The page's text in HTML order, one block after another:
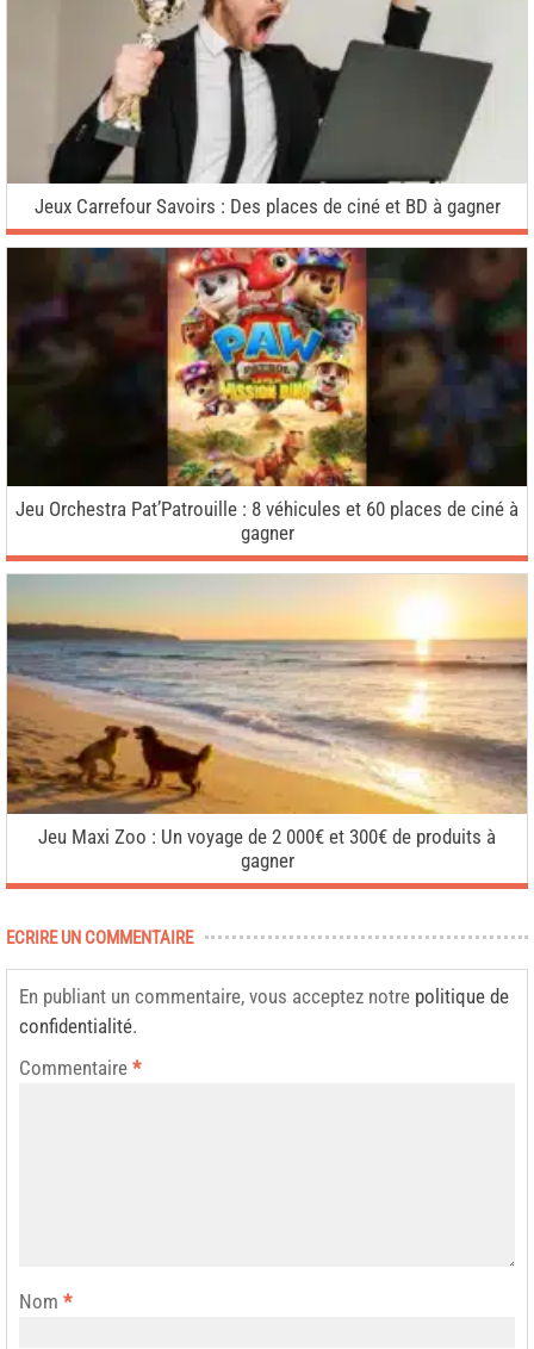
Jeux Carrefour Savoirs : Des places de ciné et BD à gagner
Jeu Orchestra Pat’Patrouille : 8 véhicules et 60 places de ciné à
gagner
Jeu Maxi Zoo : Un voyage de 2 000€ et 300€ de produits à
gagner
ECRIRE UN COMMENTAIRE
En publiant un commentaire, vous acceptez notre politique de
confidentialité.
Commentaire *
Nom *